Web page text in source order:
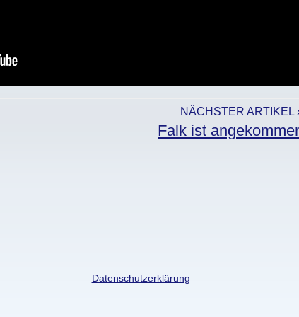
NÄCHSTER ARTIKEL
Falk ist
Datenschutzerklärung